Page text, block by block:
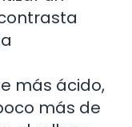
más ácido,
más de